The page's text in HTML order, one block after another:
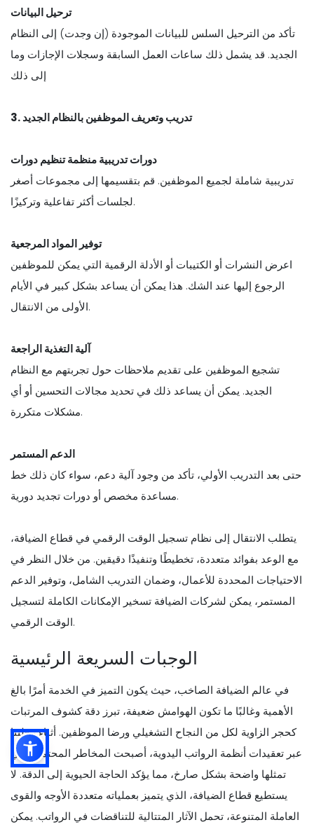
ترحيل البيانات
تأكد من الترحيل السلس للبيانات الموجودة (إن وجدت) إلى النظام
الجديد. قد يشمل ذلك ساعات العمل السابقة وسجلات الإجازات وما
إلى ذلك
3. تدريب وتعريف الموظفين بالنظام الجديد
دورات تدريبية منظمة تنظيم دورات
تدريبية شاملة لجميع الموظفين. قم بتقسيمها إلى مجموعات أصغر
لجلسات أكثر تفاعلية وتركيزًا.
توفير المواد المرجعية
اعرض النشرات أو الكتيبات أو الأدلة الرقمية التي يمكن للموظفين
الرجوع إليها عند الشك. هذا يمكن أن يساعد بشكل كبير في الأيام
الأولى من الانتقال.
آلية التغذية الراجعة
تشجيع الموظفين على تقديم ملاحظات حول تجربتهم مع النظام
الجديد. يمكن أن يساعد ذلك في تحديد مجالات التحسين أو أي
مشكلات متكررة.
الدعم المستمر
حتى بعد التدريب الأولي، تأكد من وجود آلية دعم، سواء كان ذلك خط
مساعدة مخصص أو دورات تجديد دورية.
يتطلب الانتقال إلى نظام تسجيل الوقت الرقمي في قطاع الضيافة،
مع الوعد بفوائد متعددة، تخطيطًا وتنفيذًا دقيقين. من خلال النظر في
الاحتياجات المحددة للأعمال، وضمان التدريب الشامل، وتوفير الدعم
المستمر، يمكن لشركات الضيافة تسخير الإمكانات الكاملة لتسجيل
الوقت الرقمي.
الوجبات السريعة الرئيسية
في عالم الضيافة الصاخب، حيث يكون التميز في الخدمة أمرًا بالغ
الأهمية وغالبًا ما تكون الهوامش ضعيفة، تبرز دقة كشوف المرتبات
كحجر الزاوية لكل من النجاح التشغيلي ورضا الموظفين. أثناء رحلتنا
عبر تعقيدات أنظمة الرواتب اليدوية، أصبحت المخاطر المحتملة التي
تمثلها واضحة بشكل صارخ، مما يؤكد الحاجة الحيوية إلى الدقة. لا
يستطيع قطاع الضيافة، الذي يتميز بعملياته متعددة الأوجه والقوى
العاملة المتنوعة، تحمل الآثار المتتالية للتناقضات في الرواتب. يمكن